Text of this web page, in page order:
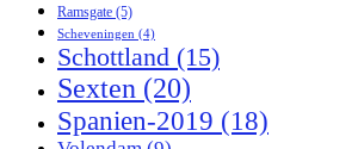
Ramsgate (5)
Scheveningen (4)
Schottland (15)
Sexten (20)
Spanien-2019 (18)